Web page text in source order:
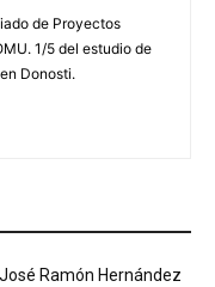
de Proyectos
1/5 del estudio de
Donosti.
Ramón Hernández